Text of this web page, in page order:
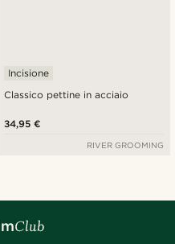
Classico pettine in acciaio
Incisione
34,95 €
RIVER GROOMING